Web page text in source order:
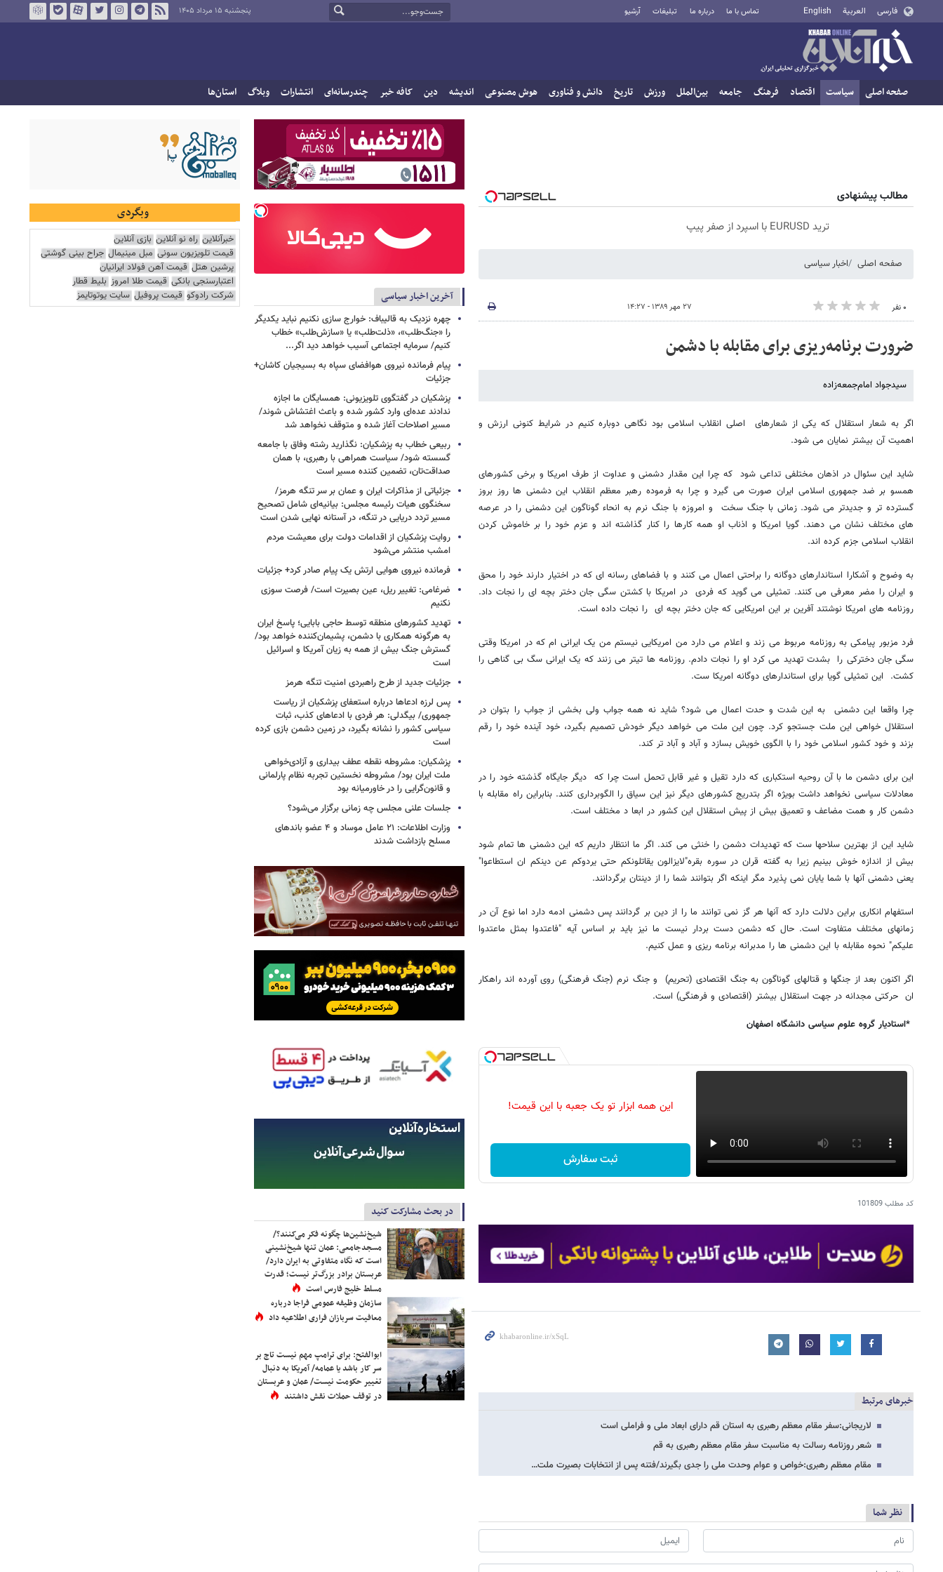
فارسی العربية English تماس با ما درباره ما تبلیغات آرشیو پنجشنبه ۱۵ مرداد ۱۴۰۵
صفحه اصلی سیاست اقتصاد فرهنگ جامعه بین‌الملل ورزش تاریخ دانش و فناوری هوش مصنوعی اندیشه دین کافه خبر چندرسانه‌ای انتشارات وبلاگ استان‌ها
مطالب پیشنهادی
ترید EURUSD با اسپرد از صفر پیپ
صفحه اصلی اخبار سیاسی
۰ نفر ۲۷ مهر ۱۳۸۹ - ۱۴:۲۷
ضرورت برنامه‌ریزی برای مقابله با دشمن
سیدجواد امام‌‌‌جمعه‌زاده
اگر به شعار استقلال که یکی از شعارهای اصلی انقلاب اسلامی بود نگاهی دوباره کنیم در شرایط کنونی ارزش و
اهمیت آن بیشتر نمایان می شود.
شاید این سئوال در اذهان مختلفی تداعی شود که چرا این مقدار دشمنی و عداوت از طرف امریکا و برخی کشورهای
همسو بر ضد جمهوری اسلامی ایران صورت می گیرد و چرا به فرموده رهبر معظم انقلاب این دشمنی ها روز بروز
گسترده تر و جدیدتر می شود. زمانی با جنگ سخت و امروزه با جنگ نرم به انحاء گوناگون این دشمنی را در عرصه
های مختلف نشان می دهند. گویا امریکا و اذناب او همه کارها را کنار گذاشته اند و عزم خود را بر خاموش کردن
انقلاب اسلامی جزم کرده اند.
به وضوح و آشکارا استاندارهای دوگانه را براحتی اعمال می کنند و با فضاهای رسانه ای که در اختیار دارند خود را محق
و ایران را مضر معرفی می کنند. تمثیلی می گوید که فردی در امریکا با کشتن سگی جان دختر بچه ای را نجات داد.
روزنامه های امریکا نوشتند آفرین بر این امریکایی که جان دختر بچه ای را نجات داده است.
فرد مزبور پیامکی به روزنامه مربوط می زند و اعلام می دارد من امریکایی نیستم من یک ایرانی ام که در امریکا وقتی
سگی جان دخترکی را بشدت تهدید می کرد او را نجات دادم. روزنامه ها تیتر می زنند که یک ایرانی سگ بی گناهی را
کشت. این تمثیلی گویا برای استاندارهای دوگانه امریکا ست.
چرا واقعا این دشمنی به این شدت و حدت اعمال می شود؟ شاید نه همه جواب ولی بخشی از جواب را بتوان در
استقلال خواهی این ملت جستجو کرد. چون این ملت می خواهد دیگر خودش تصمیم بگیرد، خود آینده خود را رقم
بزند و خود کشور اسلامی خود را با الگوی خویش بسازد و آباد و آباد تر کند.
این برای دشمن ما با آن روحیه استکباری که دارد تقیل و غیر قابل تحمل است چرا که دیگر جایگاه گذشته خود را در
معادلات سیاسی نخواهد داشت بویژه اگر بتدریج کشورهای دیگر نیز این سیاق را الگوبرداری کنند. بنابراین راه مقابله با
دشمن کار و همت مضاعف و تعمیق بیش از پیش استقلال این کشور در ابعا د مختلف است.
شاید این از بهترین سلاحها ست که تهدیدات دشمن را خنثی می کند. اگر ما انتظار داریم که این دشمنی ها تمام شود
بیش از اندازه خوش بینیم زیرا به گفته قران در سوره بقره"لایزالون یقاتلونکم حتی یردوکم عن دینکم ان استطاعوا"
یعنی دشمنی آنها با شما یایان نمی پذیرد مگر اینکه اگر بتوانند شما را از دینتان برگردانند.
استفهام انکاری براین دلالت دارد که آنها هر گز نمی توانند ما را از دین بر گردانند پس دشمنی ادمه دارد اما نوع آن در
زمانهای مختلف متفاوت است. حال که دشمن دست بردار نیست ما نیز باید بر اساس آیه "فاعتدوا بمثل ماعتدوا
علیکم" نحوه مقابله با این دشمنی ها را مدبرانه برنامه ریزی و عمل کنیم.
اگر اکنون بعد از جنگها و قتالهای گوناگون به جنگ اقتصادی (تحریم) و جنگ نرم (جنگ فرهنگی) روی آورده اند راهکار
ان حرکتی مجدانه در جهت استقلال بیشتر (اقتصادی و فرهنگی) است.
*استادیار گروه علوم سیاسی دانشگاه اصفهان
این همه ابزار تو یک جعبه با این قیمت!
ثبت سفارش
کد مطلب101809
خبرهای مرتبط
لاریجانی:سفر مقام معظم رهبری به استان قم دارای ابعاد ملی و فراملی است
شعر روزنامه رسالت به مناسبت سفر مقام معظم رهبری به قم
مقام معظم رهبری:خواص و عوام وحدت ملی را جدی بگیرند/فتنه پس از انتخابات بصیرت ملت‌…
نظر شما
آخرین اخبار سیاسی
چهره نزدیک به قالیباف: خوارج سازی نکنیم نباید یکدیگر
را «جنگ‌طلب»، «ذلت‌طلب» یا «سازش‌طلب» خطاب
کنیم/ سرمایه اجتماعی آسیب خواهد دید اگر...
پیام فرمانده نیروی هوافضای سپاه به بسیجیان کاشان+
جزئیات
پزشکیان در گفتگوی تلویزیونی: همسایگان ما اجازه
ندادند عده‌ای وارد کشور شده و باعث اغتشاش شوند/
مسیر اصلاحات آغاز شده و متوقف نخواهد شد
ربیعی خطاب به پزشکیان: نگذارید رشته وفاق با جامعه
گسسته شود/ سیاست همراهی با رهبری، با همان
صداقت‌تان، تضمین کننده مسیر است
جزئیاتی از مذاکرات ایران و عمان بر سر تنگه هرمز/
سخنگوی هیات رئیسه مجلس: بیانیه‌ای شامل تصحیح
مسیر تردد دریایی در تنگه، در آستانه نهایی شدن است
روایت پزشکیان از اقدامات دولت برای معیشت مردم
امشب منتشر می‌شود
فرمانده نیروی هوایی ارتش یک پیام صادر کرد+ جزئیات
ضرغامی: تغییر ریل، عین بصیرت است/ فرصت سوزی
نکنیم
تهدید کشورهای منطقه توسط حاجی بابایی؛ پاسخ ایران
به هرگونه همکاری با دشمن، پشیمان‌کننده خواهد بود/
گسترش جنگ بیش از همه به زیان آمریکا و اسرائیل
است
جزئیات جدید از طرح راهبردی امنیت تنگه هرمز
پس لرزه ادعاها درباره استعفای پزشکیان از ریاست
جمهوری/ بیگدلی: هر فردی با ادعاهای کذب، ثبات
سیاسی کشور را نشانه بگیرد، در زمین دشمن بازی کرده
است
پزشکیان: مشروطه نقطه عطف بیداری و آزادی‌خواهی
ملت ایران بود/ مشروطه نخستین تجربه نظام پارلمانی
و قانون‌گرایی را در خاورمیانه بود
جلسات علنی مجلس چه زمانی برگزار می‌شود؟
وزارت اطلاعات: ۲۱ عامل موساد و ۴ عضو باندهای
مسلح بازداشت شدند
در بحث مشارکت کنید
شیخ‌نشین‌ها چگونه فکر می‌کنند؟/
مسجدجامعی: عمان تنها شیخ‌نشینی
است که نگاه متفاوتی به ایران دارد/
عربستان برادر بزرگ‌تر نیست؛ قدرت
مسلط خلیج فارس است
سازمان وظیفه عمومی فراجا درباره
معافیت سربازان فراری اطلاعیه داد
ابوالفتح: برای ترامپ مهم نیست تاج بر
سر کار باشد یا عمامه/ آمریکا به دنبال
تغییر حکومت نیست/ عمان و عربستان
در توقف حملات نقش داشتند
وبگردی
خبرآنلاین راه نو آنلاین بازی آنلاین
قیمت تلویزیون سونی مبل مینیمال جراح بینی گوشتی
پرشین هتل قیمت آهن فولاد ایرانیان
اعتبارسنجی بانکی قیمت طلا امروز بلیط قطار
شرکت رادوکو قیمت پروفیل سایت یوتوتایمز